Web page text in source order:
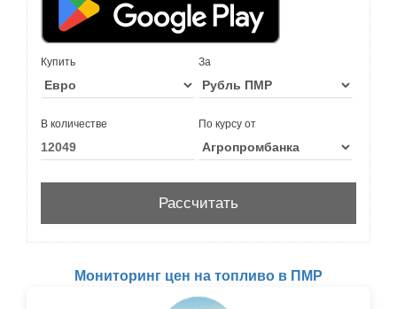
Купить За
В количестве По курсу от
Мониторинг цен на топливо в ПМР